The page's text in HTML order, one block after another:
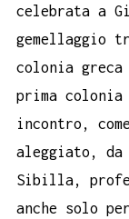
celebrata a
gemellaggio
colonia
prima
incontro,
aleggiato,
Sibilla,
anche solo